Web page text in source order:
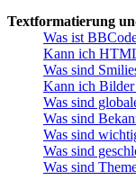
Textformatierung
Was ist
Kann ich
Was sind
Kann ich Bilder
Was sind
Was sind
Was sind
Was sind
Was sind